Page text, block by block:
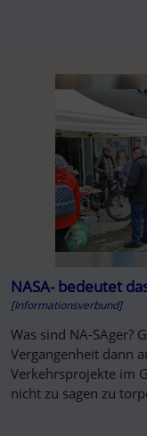
NASA- bedeutet
[Informationsverbund]
Was sind NA-SAger?
Vergangenheit dann
Verkehrsprojekte im
nicht zu sagen zu